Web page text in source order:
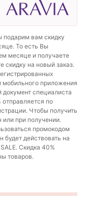
вам скидку
То есть Вы
месяце и получаете
скидку на новый заказ.
мобильного приложения
специалиста
по
Чтобы получить
или при получении.
промокодом
действовать на
Скидка 40%
товаров.